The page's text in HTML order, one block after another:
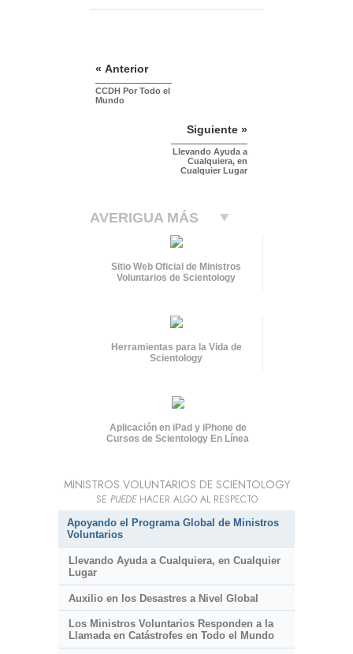
« Anterior
CCDH Por Todo el
Mundo
Siguiente »
Llevando Ayuda a
Cualquiera, en
Cualquier Lugar
AVERIGUA MÁS
Sitio Web Oficial de Ministros
Voluntarios de Scientology
Herramientas para la Vida de
Scientology
Aplicación en iPad y iPhone de
Cursos de Scientology En Línea
MINISTROS VOLUNTARIOS DE SCIENTOLOGY
SE PUEDEHACER ALGO AL RESPECTO
Apoyando el Programa Global de Ministros
Voluntarios
Llevando Ayuda a Cualquiera, en Cualquier
Lugar
Auxilio en los Desastres a Nivel Global
Los Ministros Voluntarios Responden a la
Llamada en Catástrofes en Todo el Mundo